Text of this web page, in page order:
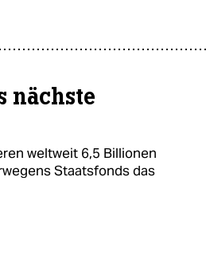
nächste
weltweit 6,5 Billionen
Staatsfonds das